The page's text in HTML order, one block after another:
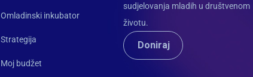
Omladinski inkubator
Strategija
Moj budžet
sudjelovanja mladih u društvenom
životu.
Doniraj